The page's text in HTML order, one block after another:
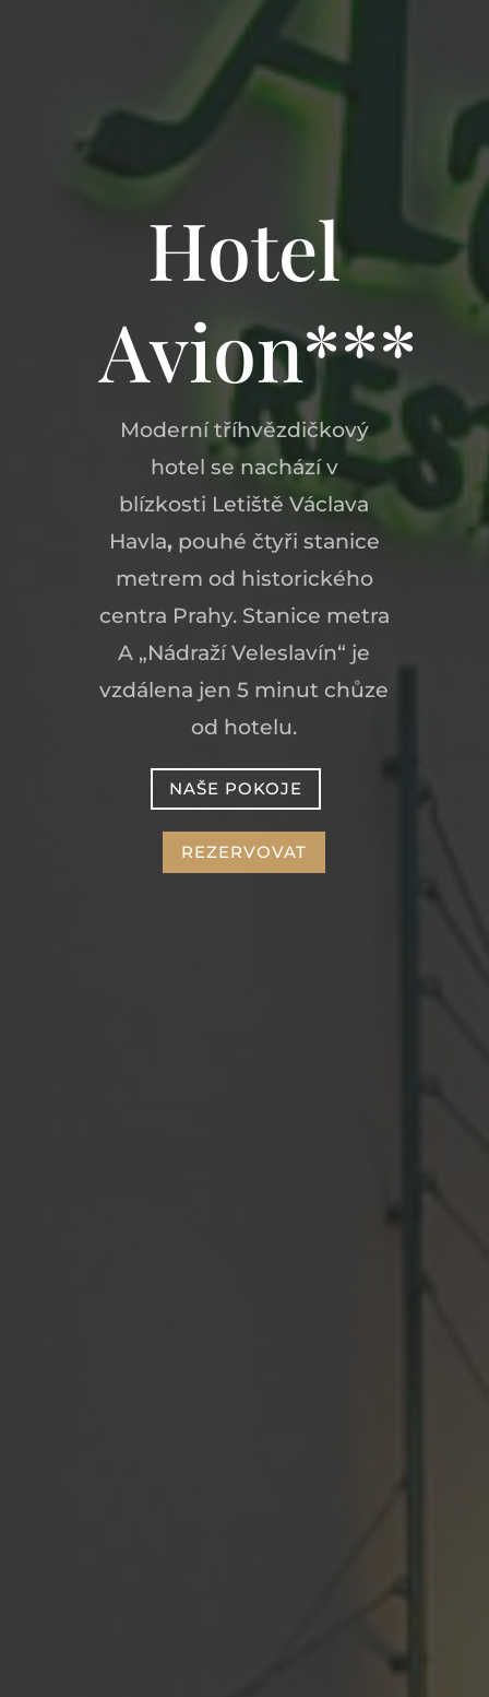
Hotel
Avion***
Moderní tříhvězdičkový
hotel se nachází v
blízkosti Letiště Václava
Havla,pouhé čtyři stanice
metrem od historického
centra Prahy. Stanice metra
A „Nádraží Veleslavín“ je
vzdálena jen 5 minut chůze
od hotelu.
NAŠE POKOJE
REZERVOVAT